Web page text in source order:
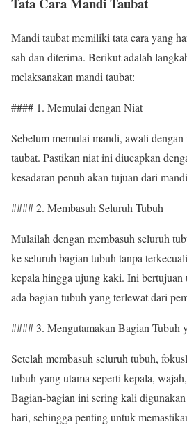
Mandi taubat memiliki tata cara yang
sah dan diterima. Berikut adalah
melaksanakan mandi taubat:
#### 1. Memulai dengan Niat
Sebelum memulai mandi, awali dengan
taubat. Pastikan niat ini diucapkan
kesadaran penuh akan tujuan dari
#### 2. Membasuh Seluruh Tubuh
Mulailah dengan membasuh seluruh
ke seluruh bagian tubuh tanpa
kepala hingga ujung kaki. Ini bertujuan
ada bagian tubuh yang terlewat dari
#### 3. Mengutamakan Bagian Tubuh
Setelah membasuh seluruh tubuh,
tubuh yang utama seperti kepala,
Bagian-bagian ini sering kali
hari, sehingga penting untuk